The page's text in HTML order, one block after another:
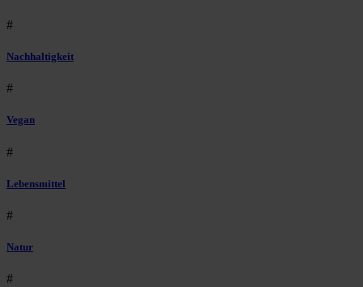
#
Nachhaltigkeit
#
Vegan
#
Lebensmittel
#
Natur
#